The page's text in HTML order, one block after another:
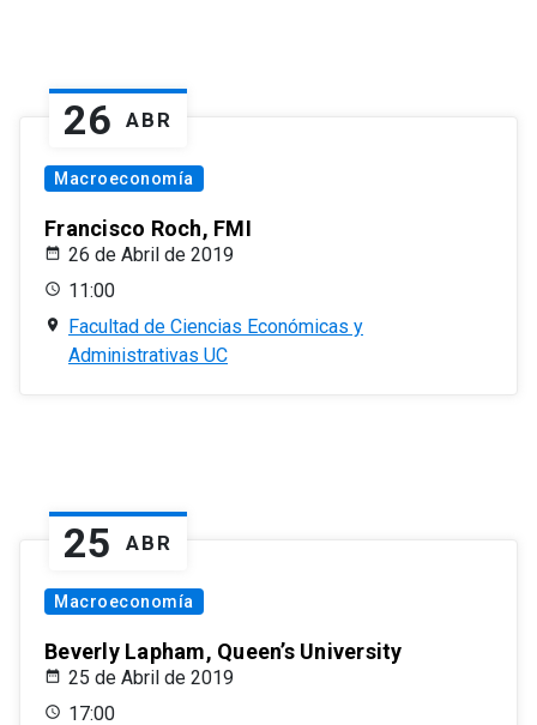
26 ABR
Macroeconomía
Francisco Roch, FMI
26 de Abril de 2019
11:00
Facultad de Ciencias Económicas y
Administrativas UC
25 ABR
Macroeconomía
Beverly Lapham, Queen’s University
25 de Abril de 2019
17:00